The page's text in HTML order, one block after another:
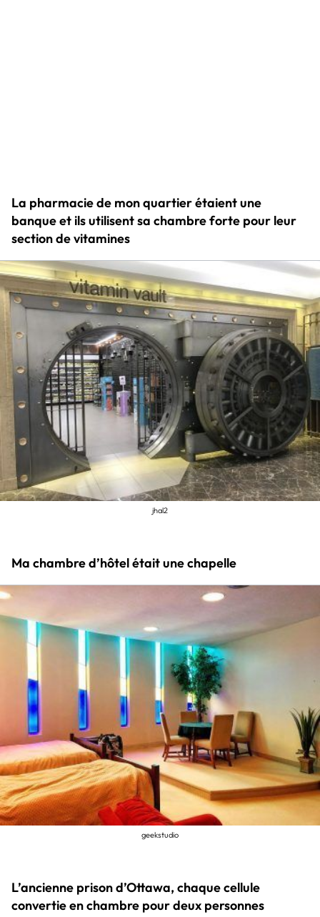
La pharmacie de mon quartier étaient une
banque et ils utilisent sa chambre forte pour leur
section de vitamines
jhal2
Ma chambre d’hôtel était une chapelle
geekstudio
L’ancienne prison d’Ottawa, chaque cellule
convertie en chambre pour deux personnes